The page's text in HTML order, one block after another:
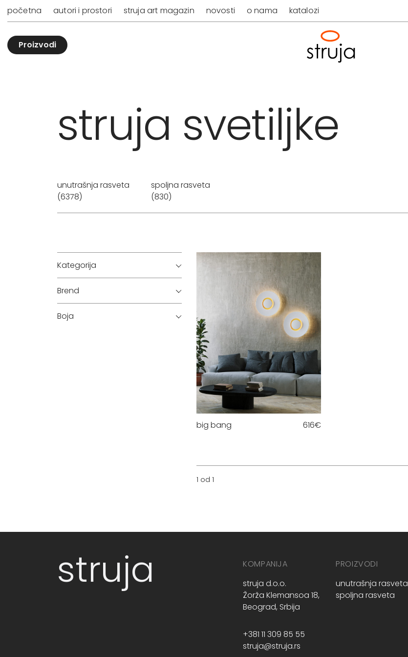
početna autori i prostori struja art magazin novosti o nama katalozi
Proizvodi
struja svetiljke
unutrašnja rasveta
(6378)
spoljna rasveta
(830)
Kategorija
Brend
Boja
big bang 616€
1 od 1
struja
KOMPANIJA
struja d.o.o.
Žorža Klemansoa 18,
Beograd, Srbija
+381 11 309 85 55
struja@struja.rs
PROIZVODI
unutrašnja rasveta
spoljna rasveta